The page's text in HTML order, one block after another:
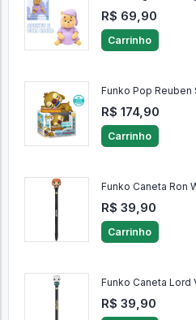
R$ 69,90
Carrinho
Funko Pop
R$ 174,90
Carrinho
Funko Caneta Ron
R$ 39,90
Carrinho
Funko Caneta Lord
R$ 39,90